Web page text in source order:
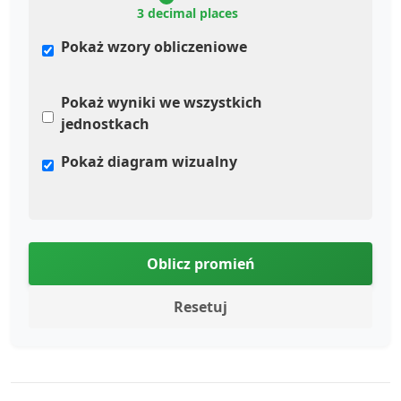
3 decimal places
Pokaż wzory obliczeniowe
Pokaż wyniki we wszystkich
jednostkach
Pokaż diagram wizualny
Oblicz promień
Resetuj